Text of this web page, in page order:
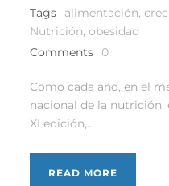
Tags
alimentación,
Nutrición, obesidad
Comments
0
Como cada año, en el
nacional de la nutrición,
XI edición,...
READ MORE